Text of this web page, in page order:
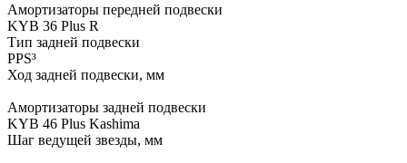
Амортизаторы передней подвески
KYB 36 Plus R
Тип задней подвески
PPS³
Ход задней подвески, мм
Амортизаторы задней подвески
KYB 46 Plus Kashima
Шаг ведущей звезды, мм